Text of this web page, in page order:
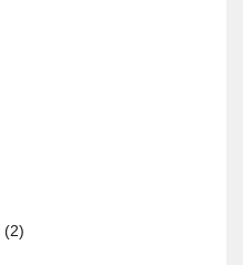
(2)